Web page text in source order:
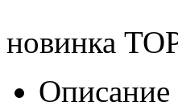
новинка
Описание